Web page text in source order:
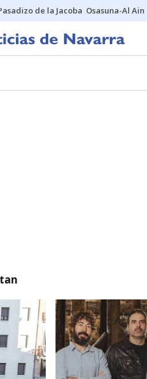
de la Jacoba Osasuna-Al Ain